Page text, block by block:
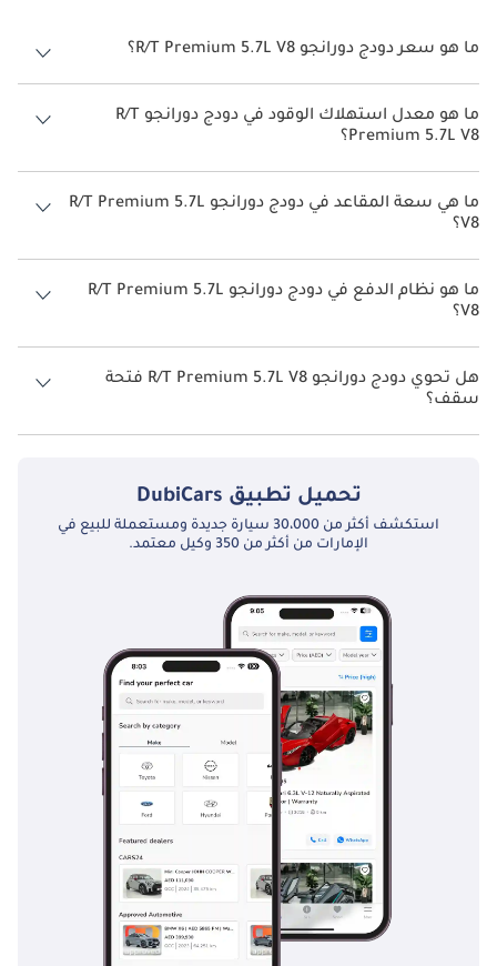
ما هو سعر دودج دورانجو R/T Premium 5.7L V8؟
سعر دودج دورانجو R/T Premium 5.7L V8 هو درهم 219,900.
ما هو معدل استهلاك الوقود في دودج دورانجو R/T
Premium 5.7L V8؟
يبلغ معدل استهلاك الوقود المقترح من الشركة المصنعة لسيارة دودج
دورانجو 2026 من 5 كم/ليتر - 8 كم/ليتر.
ما هي سعة المقاعد في دودج دورانجو R/T Premium 5.7L
V8؟
تتسع دودج دورانجو R/T Premium 5.7L V8 لأ 7 أشخاص.
ما هو نظام الدفع في دودج دورانجو R/T Premium 5.7L
V8؟
نظام الدفع في دودج دورانجو Rear Wheel Drive R/T Premium 5.7L V8.
هل تحوي دودج دورانجو R/T Premium 5.7L V8 فتحة
سقف؟
نعم توفر دودج دورانجو R/T Premium 5.7L V8 فتحة السقف كخيار.
تحميل تطبيق DubiCars
استكشف أكثر من 30،000 سيارة جديدة ومستعملة للبيع في
الإمارات من أكثر من 350 وكيل معتمد.